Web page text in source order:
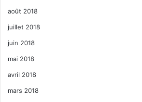
août 2018
juillet 2018
juin 2018
mai 2018
avril 2018
mars 2018